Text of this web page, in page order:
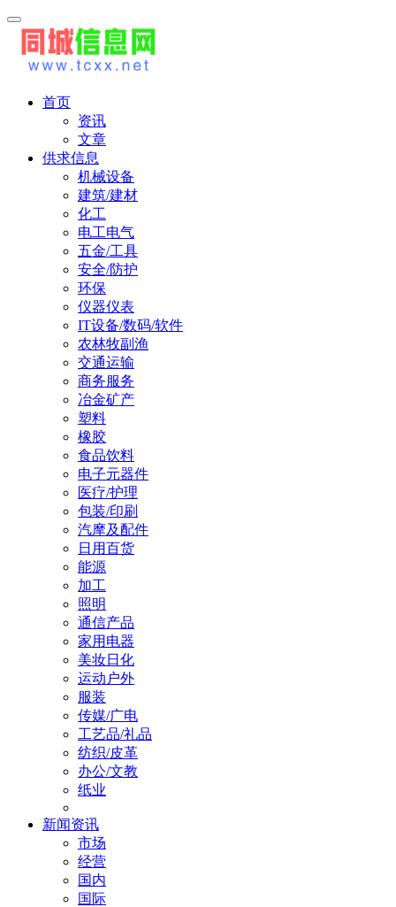
首页
资讯
文章
供求信息
机械设备
建筑/建材
化工
电工电气
五金/工具
安全/防护
环保
仪器仪表
IT设备/数码/软件
农林牧副渔
交通运输
商务服务
冶金矿产
塑料
橡胶
食品饮料
电子元器件
医疗/护理
包装/印刷
汽摩及配件
日用百货
能源
加工
照明
通信产品
家用电器
美妆日化
运动户外
服装
传媒/广电
工艺品/礼品
纺织/皮革
办公/文教
纸业
新闻资讯
市场
经营
国内
国际